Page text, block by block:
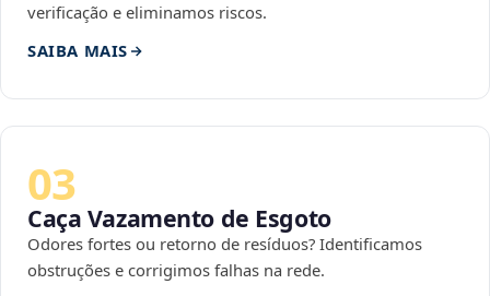
verificação e eliminamos riscos.
SAIBA MAIS
03
Caça Vazamento de Esgoto
Odores fortes ou retorno de resíduos? Identificamos
obstruções e corrigimos falhas na rede.